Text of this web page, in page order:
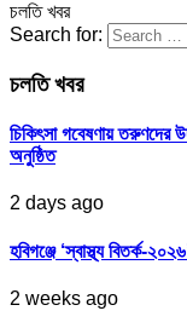
চলতি খবর
Search for:
চলতি খবর
চিকিৎসা গবেষণায়
অনুষ্ঠিত
2 days ago
হবিগঞ্জে ‘স্বাস্থ্য বিতর্ক-
2 weeks ago